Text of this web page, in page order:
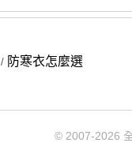
/ 防寒衣怎麼選
© 2007-2026